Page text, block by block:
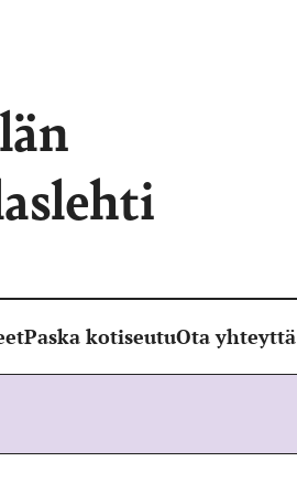
Paska kotiseutuOta yhteyttä